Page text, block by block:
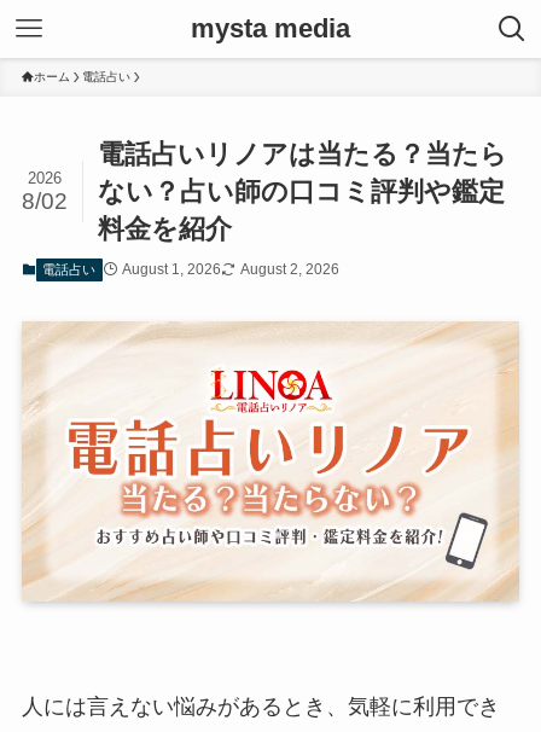
mysta media
ホーム 電話占い
電話占いリノアは当たる？当たら
ない？占い師の口コミ評判や鑑定
料金を紹介
2026
8/02
電話占い August 1, 2026 August 2, 2026
人には言えない悩みがあるとき、気軽に利用でき